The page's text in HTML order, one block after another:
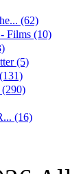
(62)
Films (10)
(5)
(16)